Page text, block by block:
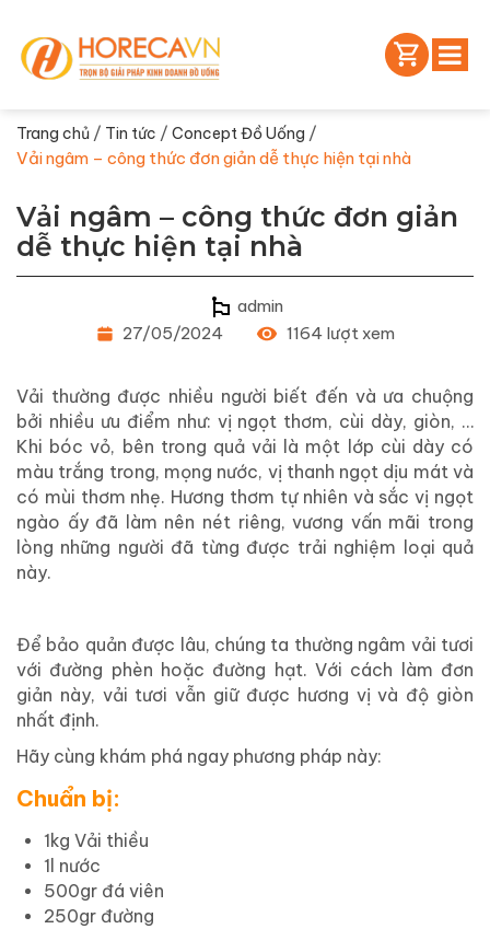
Trang chủ / Tin tức / Concept Đồ Uống /
Vải ngâm – công thức đơn giản dễ thực hiện tại nhà
Vải ngâm – công thức đơn giản
dễ thực hiện tại nhà
admin
27/05/2024
1164 lượt xem
Vải thường được nhiều người biết đến và ưa chuộng
bởi nhiều ưu điểm như: vị ngọt thơm, cùi dày, giòn, …
Khi bóc vỏ, bên trong quả vải là một lớp cùi dày có
màu trắng trong, mọng nước, vị thanh ngọt dịu mát và
có mùi thơm nhẹ. Hương thơm tự nhiên và sắc vị ngọt
ngào ấy đã làm nên nét riêng, vương vấn mãi trong
lòng những người đã từng được trải nghiệm loại quả
này.
Để bảo quản được lâu, chúng ta thường ngâm vải tươi
với đường phèn hoặc đường hạt. Với cách làm đơn
giản này, vải tươi vẫn giữ được hương vị và độ giòn
nhất định.
Hãy cùng khám phá ngay phương pháp này:
Chuẩn bị:
1kg Vải thiều
1l nước
500gr đá viên
250gr đường